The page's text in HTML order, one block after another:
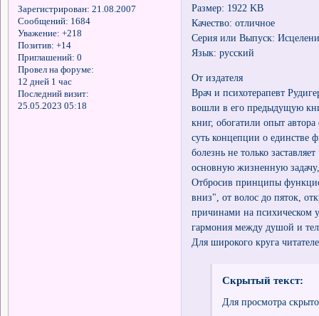
Зарегистрирован: 21.08.2007
Сообщений: 1684
Уважение: +218
Позитив: +14
Приглашений: 0
Провел на форуме:
12 дней 1 час
Последний визит:
25.05.2023 05:18
Размер: 1922 KB
Качество: отличное
Серия или Выпуск:
Язык: русский
От издателя
Врач и психотерапевт
вошли в его предыдущую
книг, обогатили опыт
суть концепции о единстве
болезнь не только
основную жизненную
Отбросив принципы
вниз", от волос до пяток,
причинами на психическом
гармония между душой и
Для широкого круга
Скрытый текст:
Для просмотра